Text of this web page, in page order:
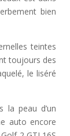
bien
teintes
toujours des
le liséré
la peau d’un
auto encore